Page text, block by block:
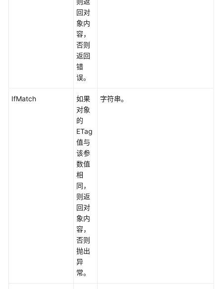
考
回对
象内
容，
否则
返回
错
误。
IfMatch
如果
对象
的
ETag
值与
该参
数值
相
同，
则返
回对
象内
容，
否则
抛出
异
常。
字符串。